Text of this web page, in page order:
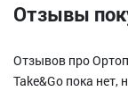
Отзывы
Отзывов про
Take&Go пока